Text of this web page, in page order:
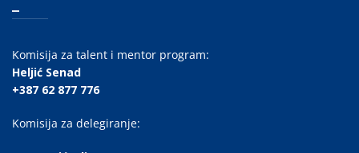
Komisija za talent i mentor program:
Heljić Senad
+387 62 877 776
Komisija za delegiranje: